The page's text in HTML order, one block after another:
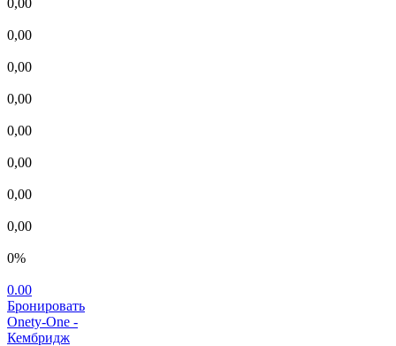
0,00
0,00
0,00
0,00
0,00
0,00
0,00
0%
0.00
Бронировать
Onety-One -
Кембридж